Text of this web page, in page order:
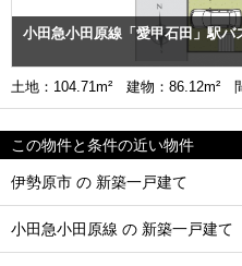
小田急小田原線「愛甲石田」駅バ
土地：104.71m² 建物：86.12m²
この物件と条件の近い物件
伊勢原市 の 新築一戸建て
小田急小田原線 の 新築一戸建て